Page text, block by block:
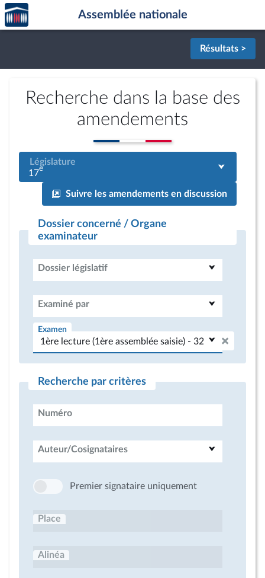
Aller au contenu
Aller en bas de la page
Accèder
à la
page
Assemblée nationale
Résultats >
Recherche dans la base des
amendements
Législature
17e
Suivre les amendements en discussion
Dossier concerné / Organe
examinateur
Dossier législatif
Examiné par
Examen
Recherche par critères
Numéro
Auteur/Cosignataires
Premier signataire uniquement
Place
Alinéa